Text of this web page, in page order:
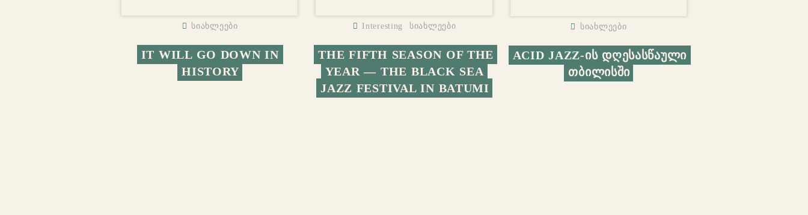
სიახლეები
IT WILL GO DOWN IN
HISTORY
Interesting სიახლეები
THE FIFTH SEASON OF THE
YEAR — THE BLACK SEA
JAZZ FESTIVAL IN BATUMI
სიახლეები
ACID JAZZ-ᲘᲡ ᲓᲦᲔᲡᲐᲡᲬᲐᲣᲚᲘ
ᲗᲑᲘᲚᲘᲡᲨᲘ